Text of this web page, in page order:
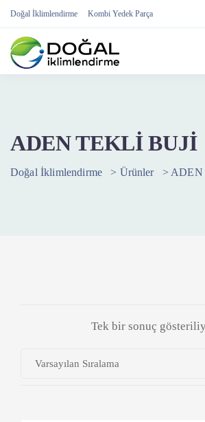
Doğal İklimlendirme Kombi Yedek Parça
ADEN TEKLİ BUJİ
Doğal İklimlendirme > Ürünler >
Tek bir sonuç